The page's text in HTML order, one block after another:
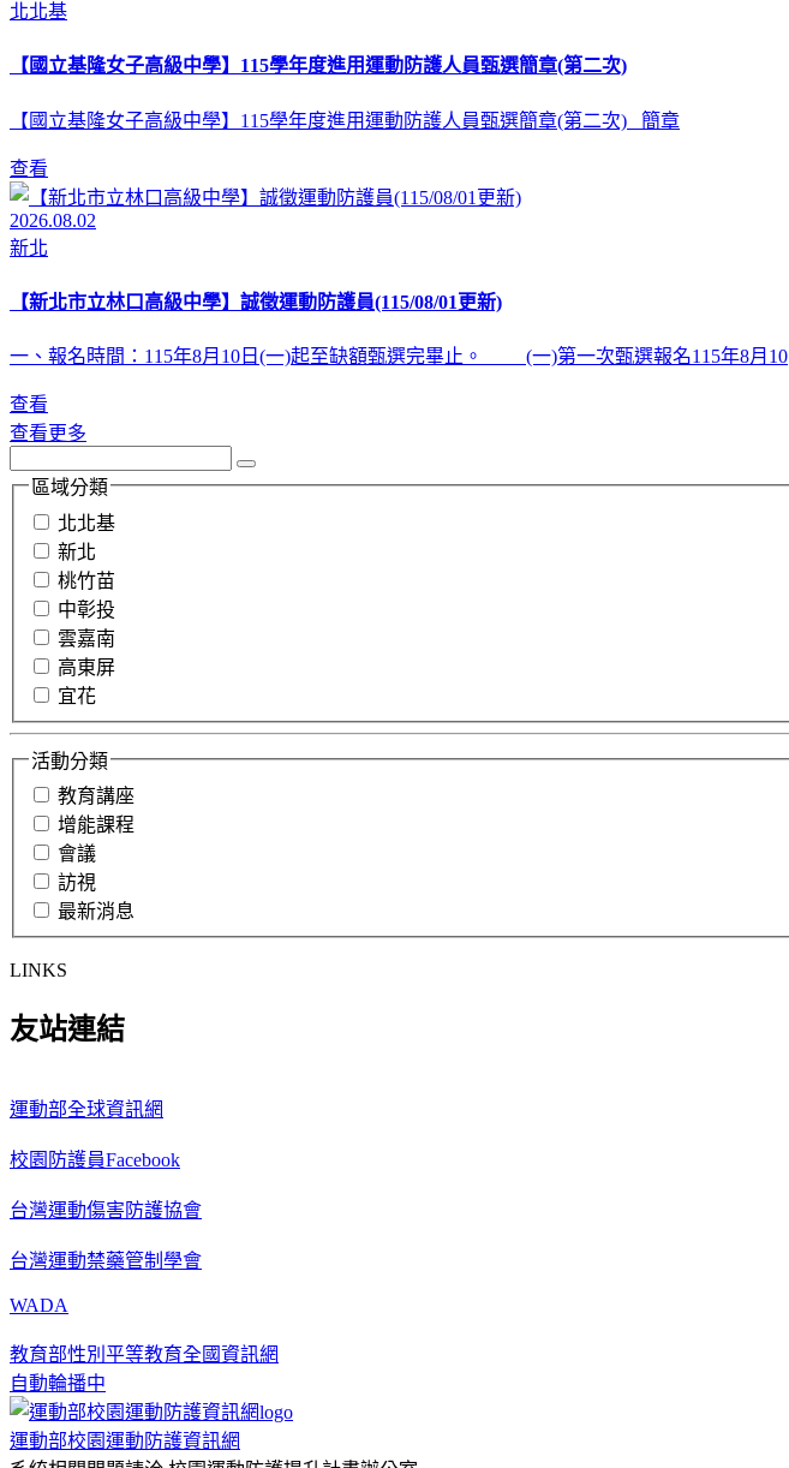
北北基
【國立基隆女子高級中學】115學年度進用運動防護人員甄選簡章(第二次)
【國立基隆女子高級中學】115學年度進用運動防護人員甄選簡章(第二次) 簡章
查看
2026.08.02
新北
【新北市立林口高級中學】誠徵運動防護員(115/08/01更新)
一、報名時間：115年8月10日(一)起至缺額甄選完畢止。 (一)第一次甄選報名115年8月10
查看
查看更多
區域分類
北北基
新北
桃竹苗
中彰投
雲嘉南
高東屏
宜花
活動分類
教育講座
增能課程
會議
訪視
最新消息
LINKS
友站連結
運動部全球資訊網
校園防護員Facebook
台灣運動傷害防護協會
台灣運動禁藥管制學會
WADA
教育部性別平等教育全國資訊網
自動輪播中
運動部校園運動防護資訊網